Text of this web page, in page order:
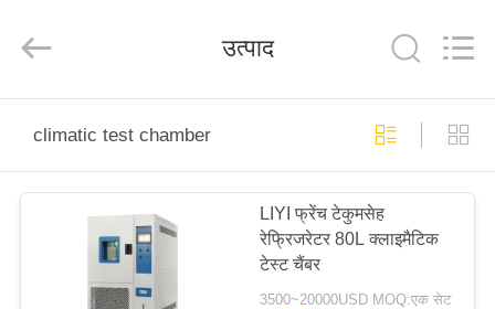
उत्पादों
Technology
Co.,
Reserved.
उत्पाद
climatic test chamber
LIYI फ्रेंच टेकुमसेह
रेफ्रिजरेटर 80L क्लाइमैटिक
टेस्ट चैंबर
3500~20000USD MOQ:एक सेट